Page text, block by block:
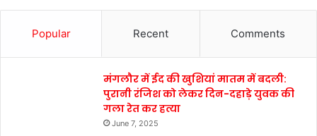
Popular Recent Comments
मंगलौर में ईद की खुशियां मातम में बदली:
पुरानी रंजिश को लेकर दिन-दहाड़े युवक की
गला रेत कर हत्या
June 7, 2025